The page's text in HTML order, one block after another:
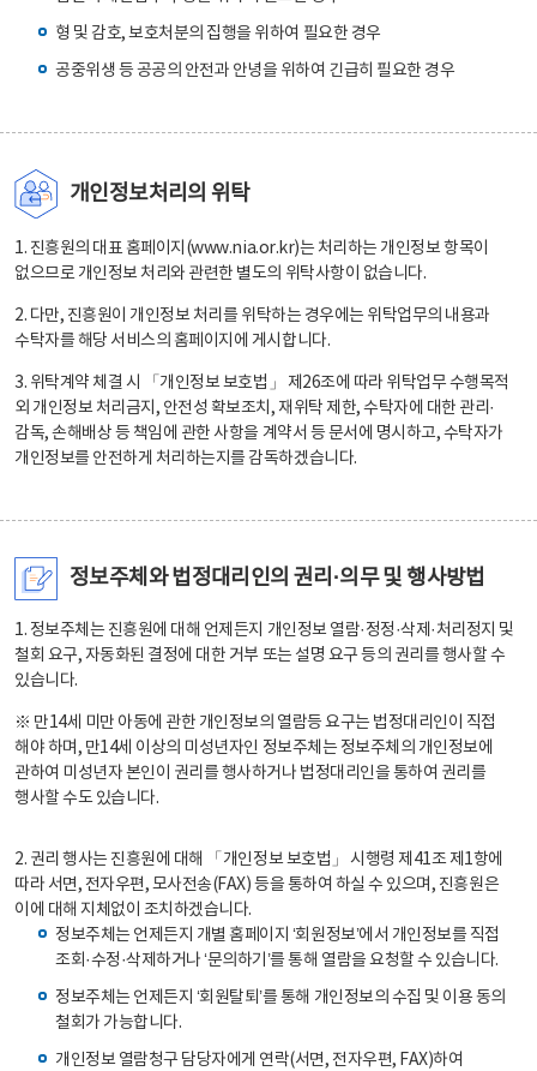
형 및 감호, 보호처분의 집행을 위하여 필요한 경우
공중위생 등 공공의 안전과 안녕을 위하여 긴급히 필요한 경우
개인정보처리의 위탁
1. 진흥원의 대표 홈페이지(www.nia.or.kr)는 처리하는 개인정보 항목이
없으므로 개인정보 처리와 관련한 별도의 위탁사항이 없습니다.
2. 다만, 진흥원이 개인정보 처리를 위탁하는 경우에는 위탁업무의 내용과
수탁자를 해당 서비스의 홈페이지에 게시합니다.
3. 위탁계약 체결 시 「개인정보 보호법」 제26조에 따라 위탁업무 수행목적
외 개인정보 처리금지, 안전성 확보조치, 재위탁 제한, 수탁자에 대한 관리·
감독, 손해배상 등 책임에 관한 사항을 계약서 등 문서에 명시하고, 수탁자가
개인정보를 안전하게 처리하는지를 감독하겠습니다.
정보주체와 법정대리인의 권리·의무 및 행사방법
1. 정보주체는 진흥원에 대해 언제든지 개인정보 열람·정정·삭제·처리정지 및
철회 요구, 자동화된 결정에 대한 거부 또는 설명 요구 등의 권리를 행사할 수
있습니다.
※ 만14세 미만 아동에 관한 개인정보의 열람등 요구는 법정대리인이 직접
해야 하며, 만14세 이상의 미성년자인 정보주체는 정보주체의 개인정보에
관하여 미성년자 본인이 권리를 행사하거나 법정대리인을 통하여 권리를
행사할 수도 있습니다.
2. 권리 행사는 진흥원에 대해 「개인정보 보호법」 시행령 제41조 제1항에
따라 서면, 전자우편, 모사전송(FAX) 등을 통하여 하실 수 있으며, 진흥원은
이에 대해 지체없이 조치하겠습니다.
정보주체는 언제든지 개별 홈페이지 ‘회원정보’에서 개인정보를 직접
조회·수정·삭제하거나 ‘문의하기’를 통해 열람을 요청할 수 있습니다.
정보주체는 언제든지 ‘회원탈퇴’를 통해 개인정보의 수집 및 이용 동의
철회가 가능합니다.
개인정보 열람청구 담당자에게 연락(서면, 전자우편, FAX)하여